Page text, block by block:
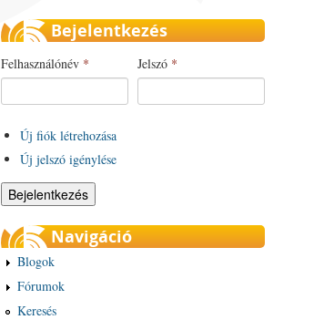
Bejelentkezés
Felhasználónév * Jelszó *
Új fiók létrehozása
Új jelszó igénylése
Navigáció
Blogok
Fórumok
Keresés